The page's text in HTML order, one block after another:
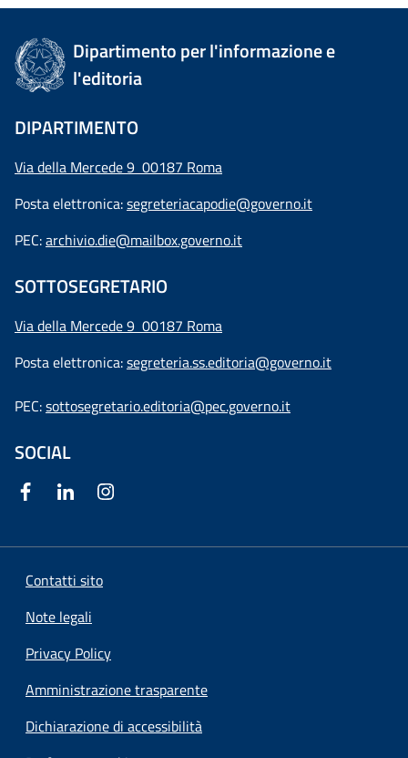
Dipartimento per l'informazione e
l'editoria
DIPARTIMENTO
Via della Mercede 9 00187 Roma
Posta elettronica:segreteriacapodie@governo.it
PEC:archivio.die@mailbox.governo.it
SOTTOSEGRETARIO
Via della Mercede 9 00187 Roma
Posta elettronica:segreteria.ss.editoria@governo.it
PEC:sottosegretario.editoria@pec.governo.it
SOCIAL
Contatti sito
Note legali
Privacy Policy
Amministrazione trasparente
Dichiarazione di accessibilità